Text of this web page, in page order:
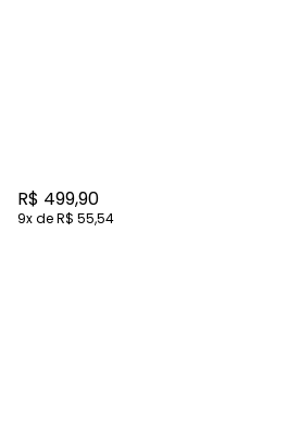
R$ 499,90
9 R$ 55,54